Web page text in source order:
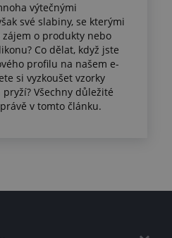
výtečnými
své slabiny, se kterými
o produkty nebo
Co dělat, když jste
profilu na našem e-
si vyzkoušet vzorky
Všechny důležité
v tomto článku.